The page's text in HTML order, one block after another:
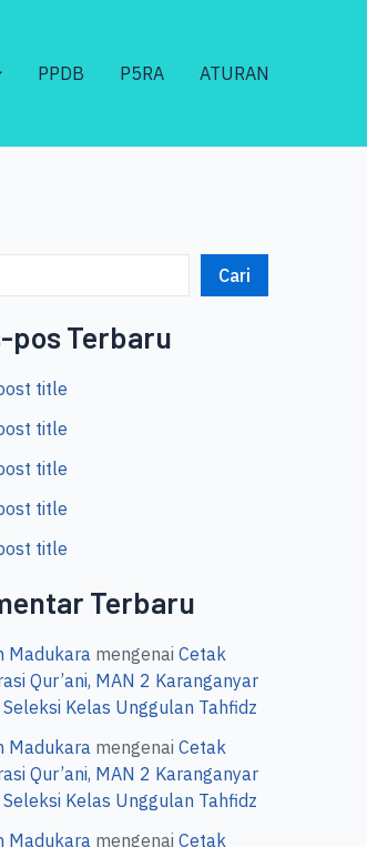
PPDB P5RA ATURAN
Cari
pos Terbaru
title
title
title
title
title
Terbaru
Madukara mengenai Cetak
Qur’ani, MAN 2 Karanganyar
Kelas Unggulan Tahfidz
Madukara mengenai Cetak
Qur’ani, MAN 2 Karanganyar
Kelas Unggulan Tahfidz
Madukara mengenai Cetak